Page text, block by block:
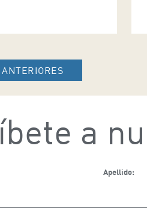
a
Apellido: